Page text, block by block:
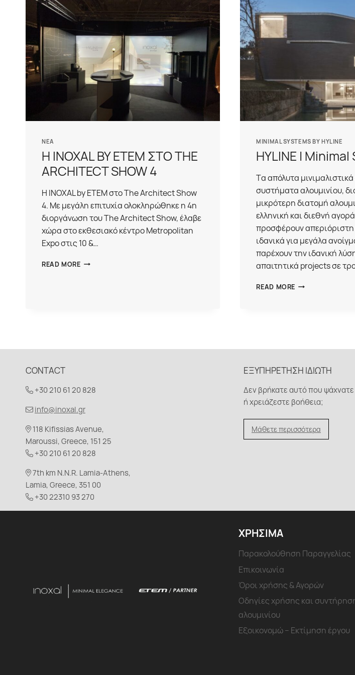
ΝΈΑ
Η INOXAL BY ΕΤΕΜ ΣΤΟ THE
ARCHITECT SHOW 4
Η INOXAL by ETEM στο The Architect Show
4. Με μεγάλη επιτυχία ολοκληρώθηκε η 4η
διοργάνωση του The Architect Show, έλαβε
χώρα στο εκθεσιακό κέντρο Metropolitan
Expo στις 10 &…
READ MOREΗ
MINIMAL SYSTEMS BY HYLINE
HYLINE |
Tα απόλυτα μινιμαλιστικά
συστήματα αλουμινίου,
μικρότερη διατομή
ελληνική και διεθνή
προσφέρουν απεριόριστη
ιδανικά για μεγάλα
παρέχουν την ιδανική
απαιτητικά projects σε
READ MORE HYLINE
CONTACT
+30 210 61 20 828
info@inoxal.gr
118 Kifissias Avenue,
Maroussi, Greece, 151 25
+30 210 61 20 828
7th km N.N.R. Lamia-Athens,
Lamia, Greece, 351 00
+30 22310 93 270
ΕΞΥΠΗΡΈΤΗΣΗ ΙΔΙΏΤΗ
Δεν βρήκατε αυτό που ψάχνατε
ή χρειάζεστε βοήθεια;
Μάθετε περισσότερα
ΧΡΗΣΙΜΑ
Παρακολούθηση Παραγγελίας
Επικοινωνία
Όροι χρήσης & Αγορών
Οδηγίες χρήσης και
αλουμινίου
Εξοικονομώ – Εκτίμηση έργου